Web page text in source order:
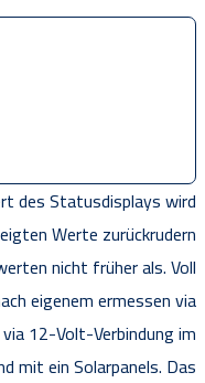
des Statusdisplays wird
Werte zurückrudern
nicht früher als. Voll
eigenem ermessen via
12-Volt-Verbindung im
mit ein Solarpanels. Das